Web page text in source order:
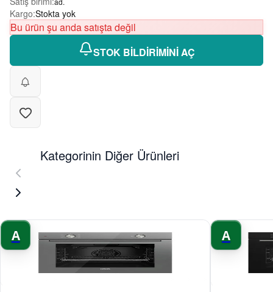
Kargo:Stokta yok
Bu ürün şu anda satışta değil
STOK BİLDİRİMİNİ AÇ
Kategorinin Diğer Ürünleri
A A